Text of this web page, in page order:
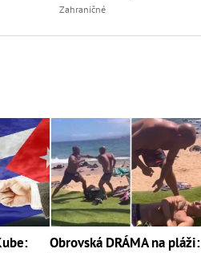
Zahraničné
Obrovská DRÁMA na pláži: